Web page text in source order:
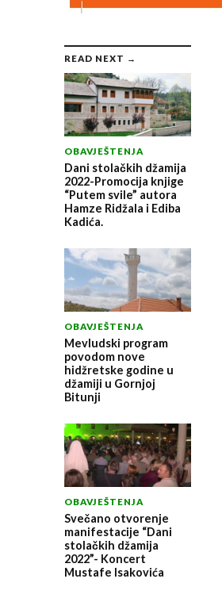
READ NEXT →
OBAVJEŠTENJA
Dani stolačkih džamija
2022-Promocija knjige
“Putem svile” autora
Hamze Ridžala i Ediba
Kadića.
OBAVJEŠTENJA
Mevludski program
povodom nove
hidžretske godine u
džamiji u Gornjoj
Bitunji
OBAVJEŠTENJA
Svečano otvorenje
manifestacije “Dani
stolačkih džamija
2022”- Koncert
Mustafe Isakovića